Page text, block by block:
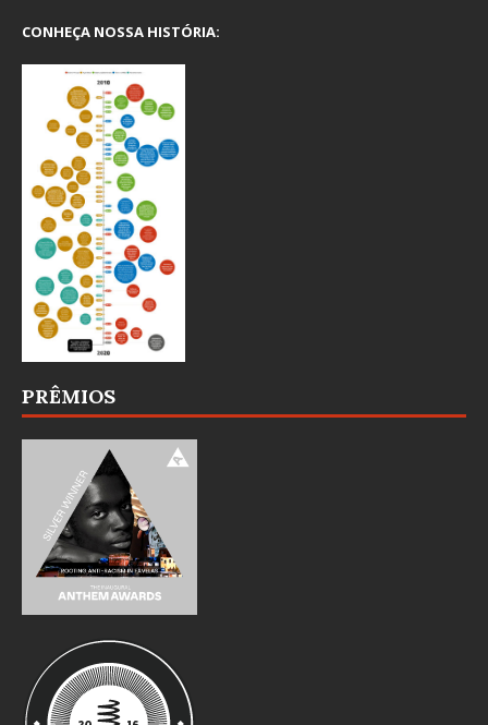
CONHEÇA NOSSA HISTÓRIA:
PRÊMIOS